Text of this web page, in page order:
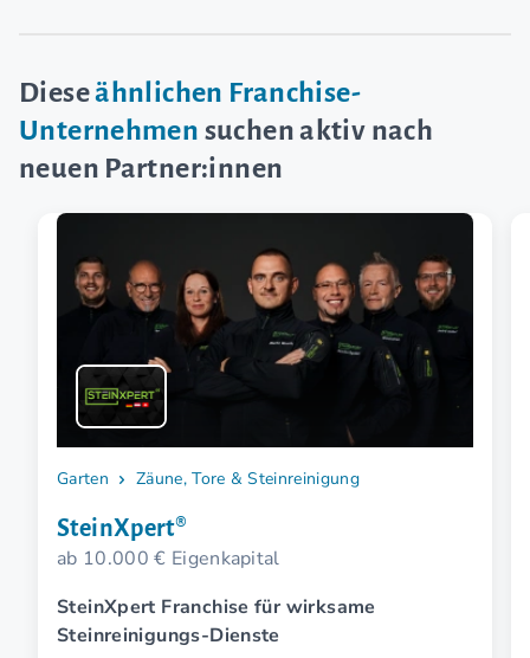
Dieseähnlichen Franchise-
Unternehmen suchen aktiv nach
neuen Partner:innen
Garten Zäune, Tore & Steinreinigung
SteinXpert®
ab 10.000 € Eigenkapital
SteinXpert Franchise für wirksame
Steinreinigungs-Dienste